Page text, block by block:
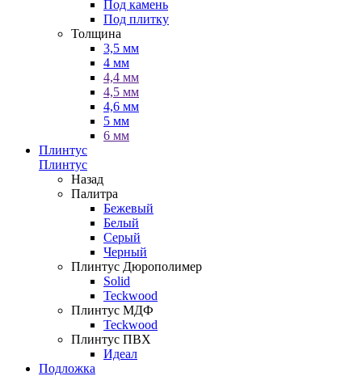
Под камень
Под плитку
Толщина
3,5 мм
4 мм
4,4 мм
4,5 мм
4,6 мм
5 мм
6 мм
Плинтус
Плинтус
Назад
Палитра
Бежевый
Белый
Серый
Черный
Плинтус Дюрополимер
Solid
Teckwood
Плинтус МДФ
Teckwood
Плинтус ПВХ
Идеал
Подложка